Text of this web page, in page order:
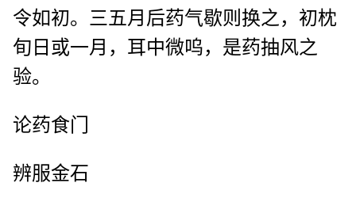
令如初。三五月后药气歇则换之，初枕
旬日或一月，耳中微呜，是药抽风之
验。
论药食门
辨服金石